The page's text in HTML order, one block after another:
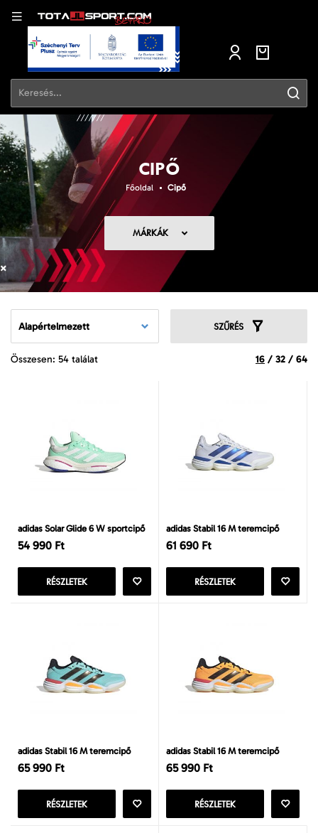
CIPŐ
Főoldal Cipő
MÁRKÁK
Alapértelmezett SZŰRÉS
Összesen: 54 találat 16 / 32 / 64
adidas Solar Glide 6 W sportcipő
54 990 Ft
RÉSZLETEK
adidas Stabil 16 M teremcipő
61 690 Ft
RÉSZLETEK
adidas Stabil 16 M teremcipő
65 990 Ft
RÉSZLETEK
adidas Stabil 16 M teremcipő
65 990 Ft
RÉSZLETEK